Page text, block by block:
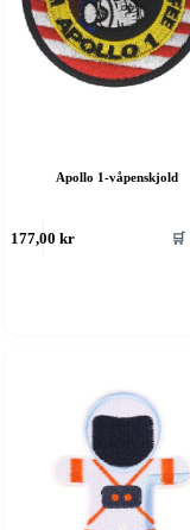
Apollo 1-våpenskjold
177,00kr 🛒